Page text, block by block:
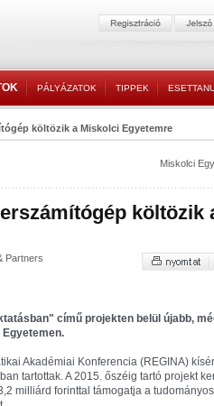
PÁLYÁZATOK TIPPEK
költözik a Miskolci Egyetemre
Miskolci
költözik
Partners
című projekten belül újabb,
Akadémiai Konferencia (REGINA)
tartottak. A 2015. őszéig tartó projekt
milliárd forinttal támogatja a